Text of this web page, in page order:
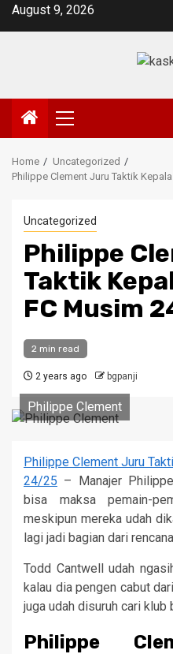
SkipAugust 9, 2026
Primary
Menu
Home
Uncategorized
Philippe Clement Juru Taktik
Uncategorized
Philippe
Taktik
FC Musim
2 min read
2 years ago bgpanji
Philippe Clement
Philippe Clement Juru
24/25 – Manajer
bisa maksa pemain-
meskipun mereka udah
lagi jadi bagian dari
Todd Cantwell udah
kalau dia pengen cabut
juga udah disuruh cari klub
Philippe